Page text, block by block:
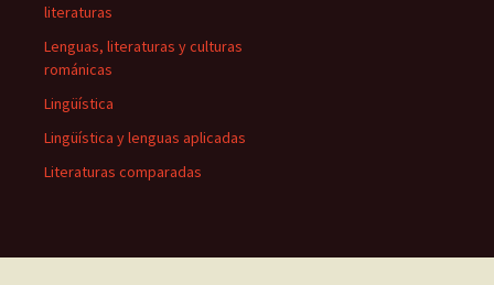
literaturas
Lenguas, literaturas y culturas
románicas
Lingüística
Lingüística y lenguas aplicadas
Literaturas comparadas